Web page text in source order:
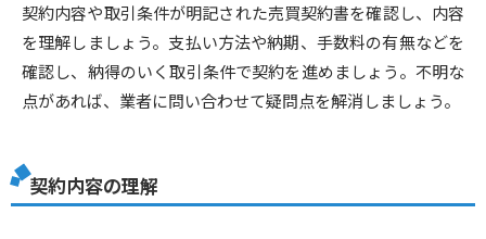
契約内容や取引条件が明記された売買契約書を確認し、内容
を理解しましょう。支払い方法や納期、手数料の有無などを
確認し、納得のいく取引条件で契約を進めましょう。不明な
点があれば、業者に問い合わせて疑問点を解消しましょう。
契約内容の理解